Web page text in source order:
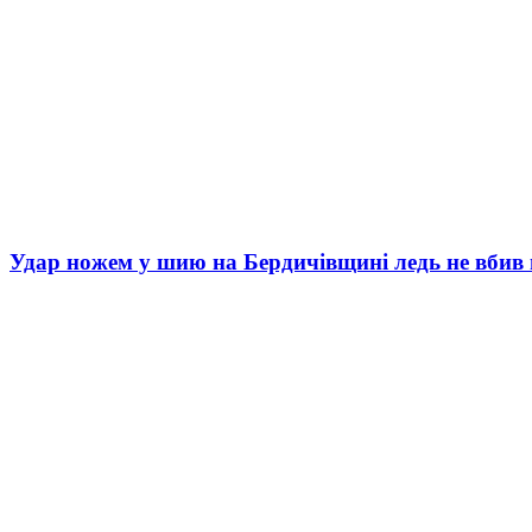
Удар ножем у шию на Бердичівщині ледь не вбив